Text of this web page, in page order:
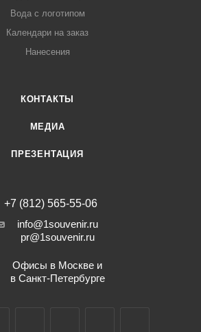
Вода с логотипом
Календари на заказ
Нанесения
КОНТАКТЫ
МЕДИА
ПРЕЗЕНТАЦИЯ
+7 (812) 565-55-06
info@1souvenir.ru
pr@1souvenir.ru
Офисы в Москве и
в Санкт-Петербурге